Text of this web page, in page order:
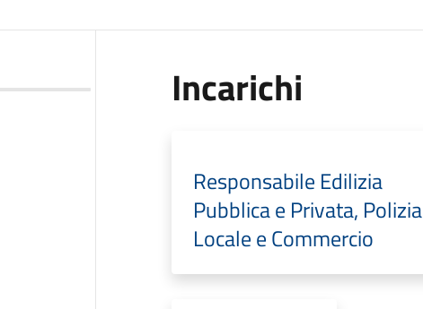
Incarichi
Responsabile Edilizia
Pubblica e Privata, Polizia
Locale e Commercio